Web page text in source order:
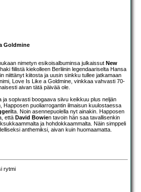
Goldmine
nimetyn esikoisalbuminsa julkaissut New
, haki fiilistä kiekolleen Berliinin legendaariselta Hansa
niittänyt kiitosta ja uusin sinkku tullee jatkamaan
Love Is Like a Goldmine, vinkkaa vahvasti 70-
aivan tätä päivää ole.
sopivasti boogaava siivu keikkuu plus neljän
Happosen puoliarrogantin ilmaisun kuulostaessa
ilta. Noin asennepuolella nyt ainakin. Happosen
että David Bowien tavoin hän saa tavallisenkin
ja hohdokkaammalta. Näin simppeli
anthemiksi, aivan kuin huomaamatta.